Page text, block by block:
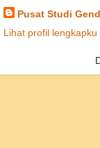
Pusat Studi
Lihat profil lengkapku